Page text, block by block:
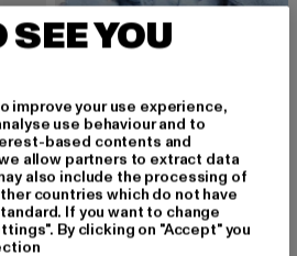
KARL KANI
Metal Signature Teddy Os
SEE YOU
improve your use experience,
use behaviour and to
based contents and
allow partners to extract data
also include the processing of
countries which do not have
If you want to change
By clicking on "Accept" you